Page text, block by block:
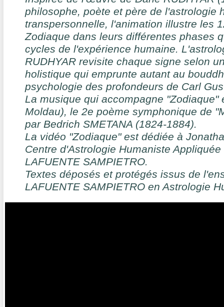
philosophe, poète et père de l'astrologie
transpersonnelle, l'animation illustre les
Zodiaque dans leurs différentes phases
cycles de l'expérience humaine.
RUDHYAR revisite chaque signe selon
holistique qui emprunte autant au
psychologie des profondeurs de Carl
La musique qui accompagne "Zodiaque"
Moldau), le 2e poème symphonique de
par Bedrich SMETANA (1824-1884).
La vidéo "Zodiaque" est dédiée à
Centre d'Astrologie Humaniste
LAFUENTE SAMPIETRO.
Textes déposés et protégés issus de
LAFUENTE SAMPIETRO en Astrologie